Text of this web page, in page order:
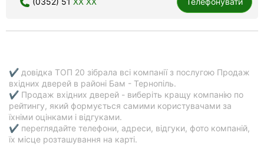
✔ довідка ТОП 20 зібрала всі компанії з послугою Продаж
вхідних дверей в районі Бам - Тернопіль.
✔ Продаж вхідних дверей - виберіть кращу компанію по
рейтингу, який формується самими користувачами за
їхніми оцінками і відгуками.
✔ переглядайте телефони, адреси, відгуки, фото компаній,
їх місце розташування на карті.